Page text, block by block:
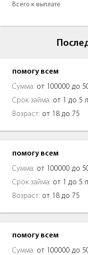
Всего к выплате
помогу всем
Сумма: от 100000 до
Срок займа: от 1 до 5
Возраст: от 18 до 75
помогу всем
Сумма: от 100000 до
Срок займа: от 1 до 5
Возраст: от 18 до 75
помогу всем
Сумма: от 100000 до